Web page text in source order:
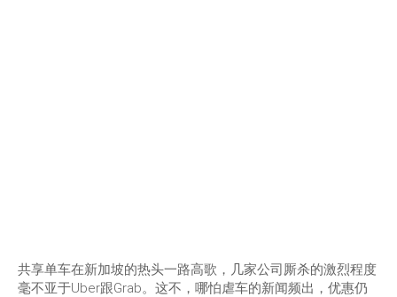
共享单车在新加坡的热头一路高歌，几家公司厮杀的激烈程度
毫不亚于Uber跟Grab。这不，哪怕虐车的新闻频出，优惠仍